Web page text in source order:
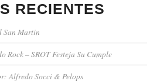
RECIENTES
San Martin
Rock – SROT Festeja Su Cumple
Alfredo Socci & Pelops